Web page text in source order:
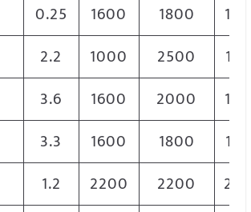
0.25 1600 1800
2.2 1000 2500
3.6 1600 2000
3.3 1600 1800
1.2 2200 2200